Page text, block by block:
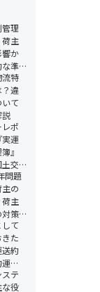
理
主
響か
な準
解説
流特
？違
て
説
レポ
実運
』
交
聞い
」
問題
の
荷主
対策
て
た
送約
運
国
直接
テ
な役